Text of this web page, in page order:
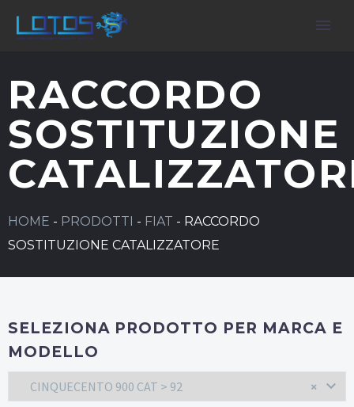
RACCORDO
SOSTITUZIONE
HOME - PRODOTTI - FIAT - RACCORDO
SOSTITUZIONE CATALIZZATORE
SELEZIONA PRODOTTO PER MARCA E
MODELLO
×
CINQUECENTO 900 CAT > 92